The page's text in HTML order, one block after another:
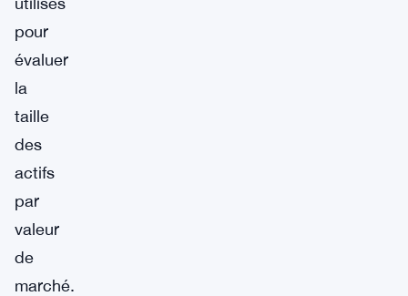
pour
évaluer
la
taille
des
actifs
par
valeur
de
marché.